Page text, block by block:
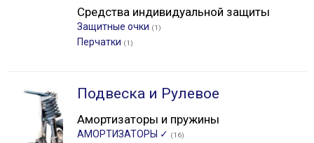
Средства индивидуальной защиты
Защитные очки (1)
Перчатки (1)
Подвеска и Рулевое
Амортизаторы и пружины
АМОРТИЗАТОРЫ ✓ (16)